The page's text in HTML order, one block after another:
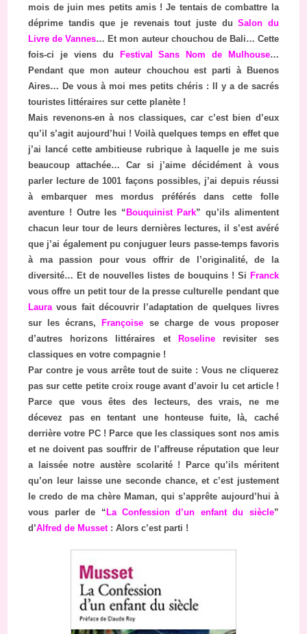
mois de juin mes petits amis ! Je tentais de combattre la
déprime tandis que je revenais tout juste duSalon du
Livre de Vannes… Et mon auteur chouchou de Bali… Cette
fois-ci je viens du
Festival Sans Nom de Mulhouse…
Pendant que mon auteur chouchou est parti à Buenos
Aires… De vous à moi mes petits chéris : Il y a de sacrés
touristes littéraires sur cette planète !
Mais revenons-en à nos classiques, car c’est bien d’eux
qu’il s’agit aujourd’hui ! Voilà quelques temps en effet que
j’ai lancé cette ambitieuse rubrique à laquelle je me suis
beaucoup attachée… Car si j’aime décidément à vous
parler lecture de 1001 façons possibles, j’ai depuis réussi
à embarquer mes mordus préférés dans cette folle
aventure ! Outre les “ Bouquinist Park” qu’ils alimentent
chacun leur tour de leurs dernières lectures, il s’est avéré
que j’ai également pu conjuguer leurs passe-temps favoris
à ma passion pour vous offrir de l’originalité, de la
diversité… Et de nouvelles listes de bouquins ! Si Franck
vous offre un petit tour de la presse culturelle pendant que
Lauravous fait découvrir l’adaptation de quelques livres
sur les écrans,
Françoise se charge de vous proposer
d’autres horizons littéraires et
Roseline revisiter ses
classiques en votre compagnie !
Par contre je vous arrête tout de suite : Vous ne cliquerez
pas sur cette petite croix rouge avant d’avoir lu cet article !
Parce que vous êtes des lecteurs, des vrais, ne me
décevez pas en tentant une honteuse fuite, là, caché
derrière votre PC ! Parce que les classiques sont nos amis
et ne doivent pas souffrir de l’affreuse réputation que leur
a laissée notre austère scolarité ! Parce qu’ils méritent
qu’on leur laisse une seconde chance, et c’est justement
le credo de ma chère Maman, qui s’apprête aujourd’hui à
vous parler de “ La Confession d’un enfant du siècle”
d’Alfred de Musset: Alors c’est parti !